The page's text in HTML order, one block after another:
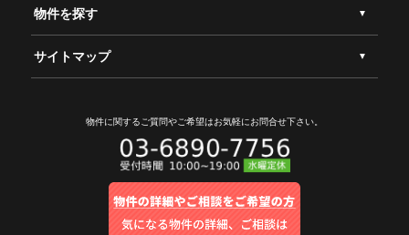
物件を探す
サイトマップ
物件に関するご質問やご希望はお気軽にお問合せ下さい。